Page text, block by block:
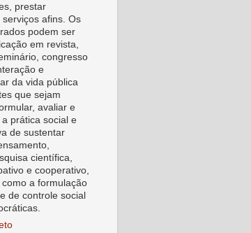
prestar
afins. Os
podem ser
em revista,
congresso
e
da vida pública
que sejam
avaliar e
prática social e
de sustentar
científica,
e cooperativo,
a formulação
de controle social